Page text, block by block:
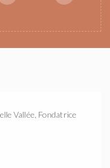
Vallée, Fondatrice